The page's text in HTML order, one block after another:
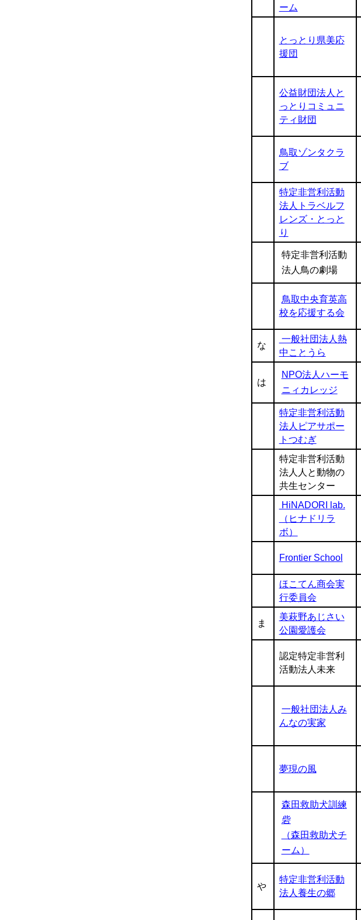
ーム
とっとり県美応
援団
公益財団法人と
っとりコミュニ
ティ財団
鳥取ゾンタクラ
ブ
特定非営利活動
法人トラベルフ
レンズ・とっと
り
特定非営利活動
法人鳥の劇場
鳥取中央育英高
校を応援する会
な
一般社団法人熱
中ことうら
は
NPO法人ハーモ
ニィカレッジ
特定非営利活動
法人ピアサポー
トつむぎ
特定非営利活動
法人人と動物の
共生センター
HiNADORI lab.
（ヒナドリラ
ボ）
Frontier School
ほこてん商会実
行委員会
ま
美萩野あじさい
公園愛護会
認定特定非営利
活動法人未来
一般社団法人み
んなの実家
夢現の風
森田救助犬訓練
砦
（森田救助犬チ
ーム）
や
特定非営利活動
法人養生の郷